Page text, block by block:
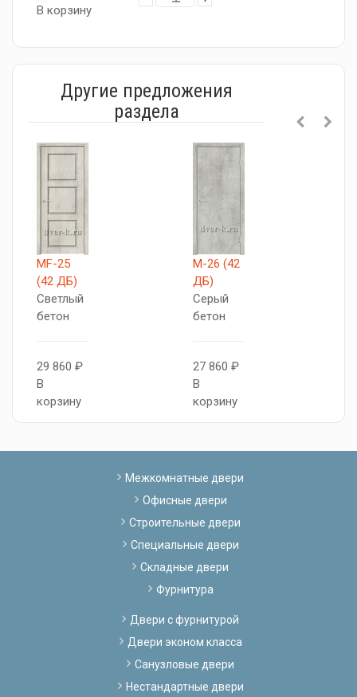
В корзину
Другие предложения
раздела
MF-25
(42 ДБ)
Светлый
бетон
29 860 ₽
В
корзину
М-26 (42
ДБ)
Серый
бетон
27 860 ₽
В
корзину
Межкомнатные двери
Офисные двери
Строительные двери
Специальные двери
Складные двери
Фурнитура
Двери с фурнитурой
Двери эконом класса
Санузловые двери
Нестандартные двери